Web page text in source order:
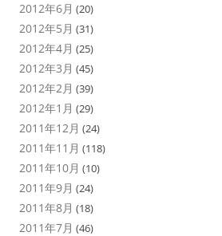
2012年6月 (20)
2012年5月 (31)
2012年4月 (25)
2012年3月 (45)
2012年2月 (39)
2012年1月 (29)
2011年12月 (24)
2011年11月 (118)
2011年10月 (10)
2011年9月 (24)
2011年8月 (18)
2011年7月 (46)